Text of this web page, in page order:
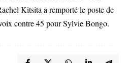
Kitsita a remporté le poste de
contre 45 pour Sylvie Bongo.